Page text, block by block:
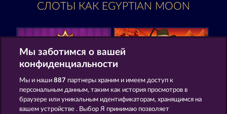
СЛОТЫ КАК EGYPTIAN MOON
Piggy Kings Super Duper Moorhuhn
Мы заботимся о вашей
конфиденциальности
Мы и наши887 партнеры храним и имеем доступ к
персональным данным, таким как история просмотров в
браузере или уникальным идентификаторам, хранящимся на
вашем устройстве . Выбор Я принимаю позволяет